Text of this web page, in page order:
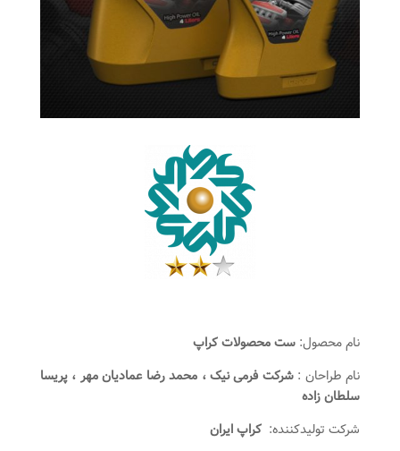
نام محصول: ست محصولات کراپ
نام طراحان :شرکت فرمی نیک ، محمد رضا عمادیان مهر ، پریسا
سلطان زاده
شرکت تولیدکننده: کراپ ايران